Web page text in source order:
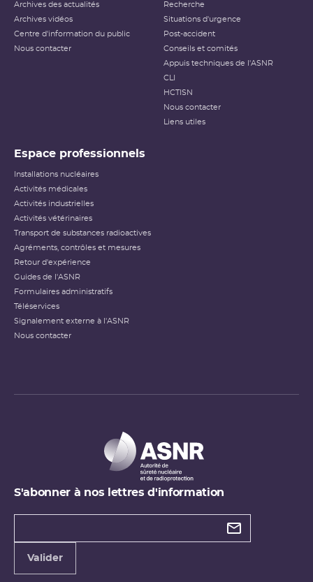
Archives des actualités
Archives vidéos
Centre d'information du public
Nous contacter
Recherche
Situations d'urgence
Post-accident
Conseils et comités
Appuis techniques de l'ASNR
CLI
HCTISN
Nous contacter
Liens utiles
Espace professionnels
Installations nucléaires
Activités médicales
Activités industrielles
Activités vétérinaires
Transport de substances radioactives
Agréments, contrôles et mesures
Retour d'expérience
Guides de l'ASNR
Formulaires administratifs
Téléservices
Signalement externe à l'ASNR
Nous contacter
S'abonner à nos lettres d'information
Types de
Valider